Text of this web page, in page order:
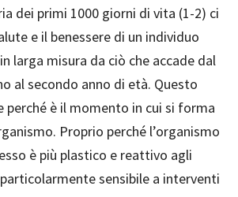
dei primi 1000 giorni di vita (1-2) ci
e il benessere di un individuo
larga misura da ciò che accade dal
al secondo anno di età. Questo
perché è il momento in cui si forma
Proprio perché l’organismo
è più plastico e reattivo agli
sensibile a interventi